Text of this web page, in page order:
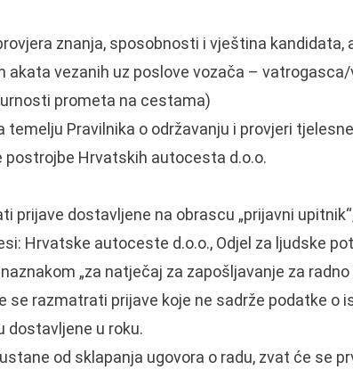
znanja, sposobnosti i vještina kandidata,
akata vezanih uz poslove vozača –
prometa na cestama)
Pravilnika o održavanju i provjeri
Hrvatskih autocesta d.o.o.
prijave dostavljene na obrascu „prijavni
Hrvatske autoceste d.o.o., Odjel za ljudske
naznakom „za natječaj za zapošljavanje za
se razmatrati prijave koje ne sadrže podatke o
dostavljene u roku.
od sklapanja ugovora o radu, zvat će se